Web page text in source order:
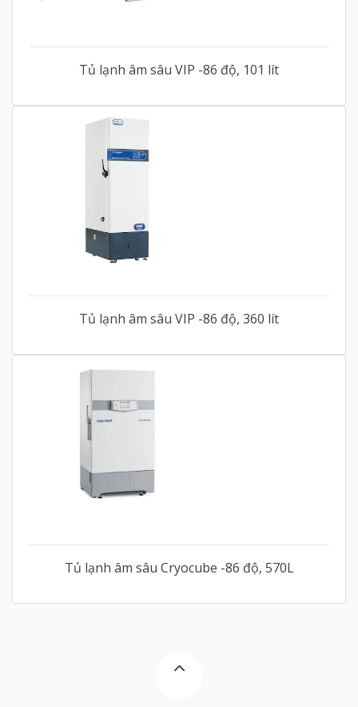
Tủ lạnh âm sâu VIP -86 độ, 101 lít
Tủ lạnh âm sâu VIP -86 độ, 360 lít
Tủ lạnh âm sâu Cryocube -86 độ, 570L